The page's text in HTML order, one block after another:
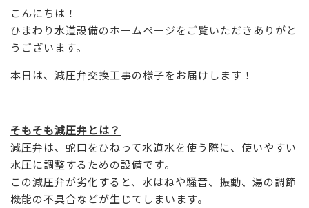
こんにちは！
ひまわり水道設備のホームページをご覧いただきありがと
うございます。
本日は、減圧弁交換工事の様子をお届けします！
そもそも減圧弁とは？
減圧弁は、蛇口をひねって水道水を使う際に、使いやすい
水圧に調整するための設備です。
この減圧弁が劣化すると、水はねや騒音、振動、湯の調節
機能の不具合などが生じてしまいます。